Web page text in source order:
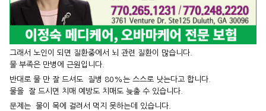
그래서 노인이 되면 질환중에서 뇌 관련 질환이 많습니다.
물 부족은 만병에 근원입니다.
반대로 물 만 잘 드셔도 질병 80%는 스스로 낫는다고 합니다.
물을 잘 드시면 치매 예방도 치매도 늦출 수 있습니다.
문제는 물이 목에 걸려서 먹지 못하는데 있습니다.